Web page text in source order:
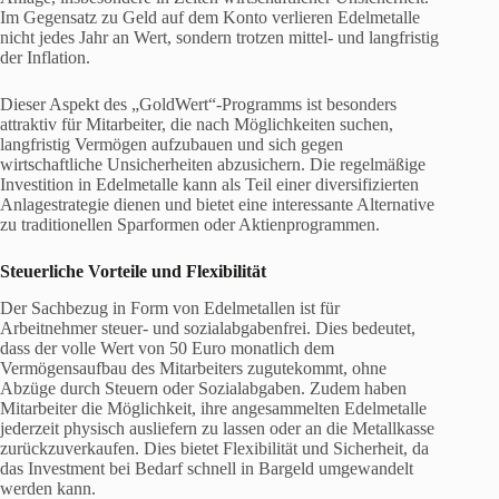
Im Gegensatz zu Geld auf dem Konto verlieren Edelmetalle
nicht jedes Jahr an Wert, sondern trotzen mittel- und langfristig
der Inflation.
Dieser Aspekt des „GoldWert“-Programms ist besonders
attraktiv für Mitarbeiter, die nach Möglichkeiten suchen,
langfristig Vermögen aufzubauen und sich gegen
wirtschaftliche Unsicherheiten abzusichern. Die regelmäßige
Investition in Edelmetalle kann als Teil einer diversifizierten
Anlagestrategie dienen und bietet eine interessante Alternative
zu traditionellen Sparformen oder Aktienprogrammen.
Steuerliche Vorteile und Flexibilität
Der Sachbezug in Form von Edelmetallen ist für
Arbeitnehmer steuer- und sozialabgabenfrei. Dies bedeutet,
dass der volle Wert von 50 Euro monatlich dem
Vermögensaufbau des Mitarbeiters zugutekommt, ohne
Abzüge durch Steuern oder Sozialabgaben. Zudem haben
Mitarbeiter die Möglichkeit, ihre angesammelten Edelmetalle
jederzeit physisch ausliefern zu lassen oder an die Metallkasse
zurückzuverkaufen. Dies bietet Flexibilität und Sicherheit, da
das Investment bei Bedarf schnell in Bargeld umgewandelt
werden kann.